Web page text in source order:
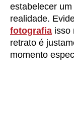
estabelecer
realidade.
fotografia isso
retrato é
momento